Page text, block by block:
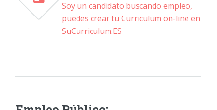
Soy un candidato buscando empleo,
puedes crear tu Curriculum on-line en
SuCurriculum.ES